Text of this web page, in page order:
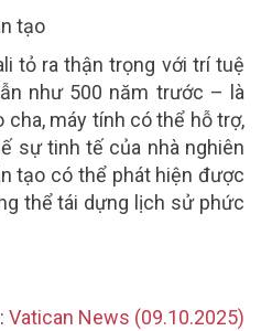
tạo
tỏ ra thận trọng với trí tuệ
như 500 năm trước – là
cha, máy tính có thể hỗ trợ,
sự tinh tế của nhà nghiên
tạo có thể phát hiện được
thể tái dựng lịch sử phức
Vatican News (09.10.2025)